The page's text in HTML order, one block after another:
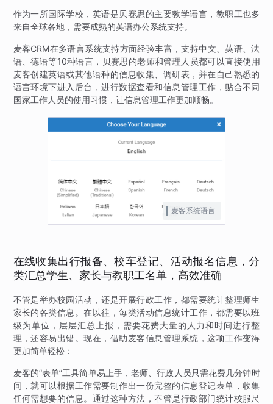
作为一所国际学校，英语是贝赛思的主要教学语言，教职工也多
来自全球各地，需要成熟的英语办公系统支持。
麦客CRM在多语言系统支持方面经验丰富，支持中文、英语、法
语、德语等10种语言，贝赛思的老师和管理人员都可以直接使用
麦客创建英语或其他语种的信息收集、调研表，并在自己熟悉的
语言环境下进入后台，进行数据查看和信息管理工作，贴合不同
国家工作人员的使用习惯，让信息管理工作更加顺畅。
麦客系统语言
在线收集出行报备、校车登记、活动报名信息，分
类汇总学生、家长与教职工名单，高效准确
不管是举办校园活动，还是开展行政工作，都需要统计整理师生
家长的各类信息。在以往，每类活动信息统计工作，都需要以班
级为单位，层层汇总上报，需要花费大量的人力和时间进行整
理，还容易出错。现在，借助麦客信息管理系统，这项工作变得
更加简单轻松：
麦客的“表单”工具简单易上手，老师、行政人员只需花费几分钟时
间，就可以根据工作需要制作出一份完整的信息登记表单，收集
任何需想要的信息。通过这种方法，不管是行政部门统计校服尺